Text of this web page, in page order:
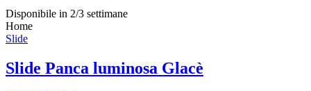
Disponibile in 2/3 settimane
Home
Slide
Slide Panca luminosa Glacè